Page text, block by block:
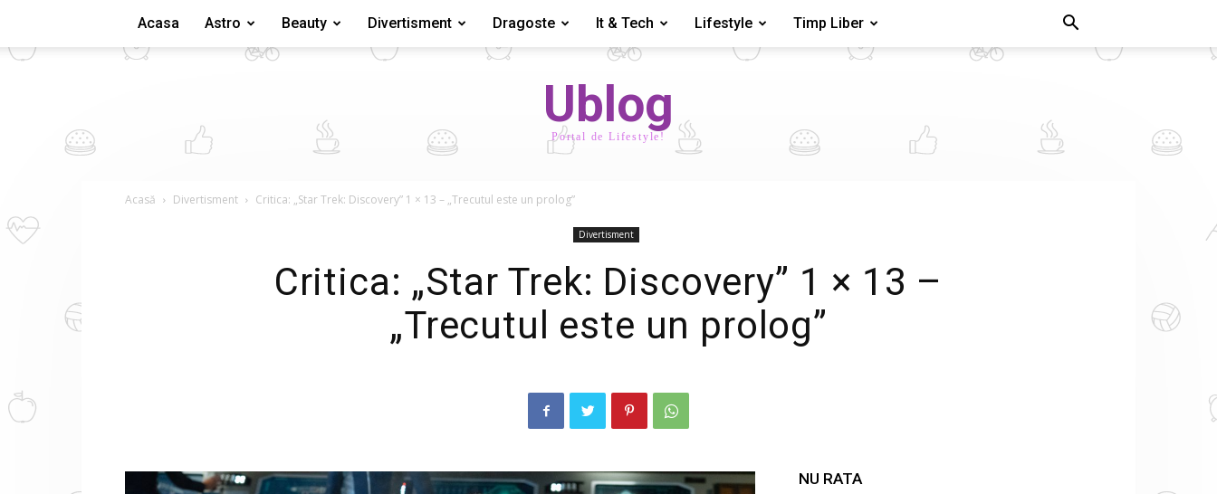
Acasa Astro Beauty Divertisment Dragoste It & Tech Lifestyle Timp Liber
Ublog
Portal de Lifestyle!
Acasă Divertisment Critica: „Star Trek: Discovery” 1 × 13 – „Trecutul este un prolog”
Divertisment
Critica: „Star Trek: Discovery” 1 × 13 –
„Trecutul este un prolog”
NU RATA